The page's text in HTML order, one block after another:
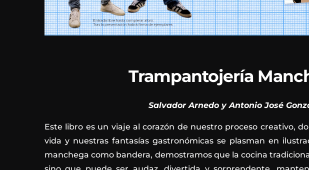
Trampantojería
Salvador Arnedo y Antonio José
Este libro es un viaje al corazón de nuestro proceso creativo,
vida y nuestras fantasías gastronómicas se plasman en
manchega como bandera, demostramos que la cocina